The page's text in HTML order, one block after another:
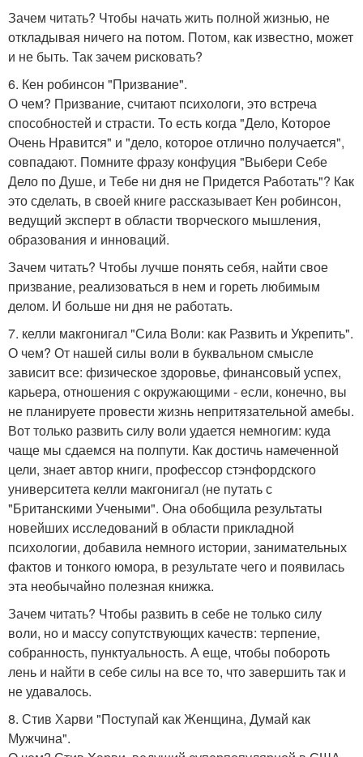
Зачем читать? Чтобы начать жить полной жизнью, не
откладывая ничего на потом. Потом, как известно, может
и не быть. Так зачем рисковать?
6. Кен робинсон "Призвание".
О чем? Призвание, считают психологи, это встреча
способностей и страсти. То есть когда "Дело, Которое
Очень Нравится" и "дело, которое отлично получается",
совпадают. Помните фразу конфуция "Выбери Себе
Дело по Душе, и Тебе ни дня не Придется Работать"? Как
это сделать, в своей книге рассказывает Кен робинсон,
ведущий эксперт в области творческого мышления,
образования и инноваций.
Зачем читать? Чтобы лучше понять себя, найти свое
призвание, реализоваться в нем и гореть любимым
делом. И больше ни дня не работать.
7. келли макгонигал "Сила Воли: как Развить и Укрепить".
О чем? От нашей силы воли в буквальном смысле
зависит все: физическое здоровье, финансовый успех,
карьера, отношения с окружающими - если, конечно, вы
не планируете провести жизнь непритязательной амебы.
Вот только развить силу воли удается немногим: куда
чаще мы сдаемся на полпути. Как достичь намеченной
цели, знает автор книги, профессор стэнфордского
университета келли макгонигал (не путать с
"Британскими Учеными". Она обобщила результаты
новейших исследований в области прикладной
психологии, добавила немного истории, занимательных
фактов и тонкого юмора, в результате чего и появилась
эта необычайно полезная книжка.
Зачем читать? Чтобы развить в себе не только силу
воли, но и массу сопутствующих качеств: терпение,
собранность, пунктуальность. А еще, чтобы побороть
лень и найти в себе силы на все то, что завершить так и
не удавалось.
8. Стив Харви "Поступай как Женщина, Думай как
Мужчина".